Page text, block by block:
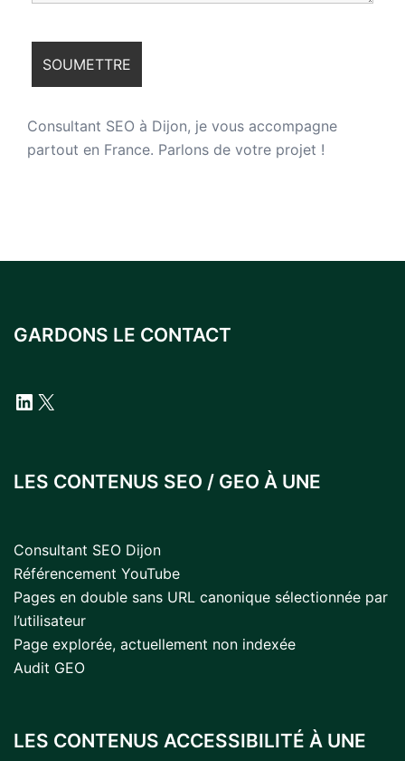
Consultant SEO à Dijon, je vous accompagne
partout en France. Parlons de votre projet !
GARDONS LE CONTACT
LinkedIn
X
LES CONTENUS SEO / GEO À UNE
Consultant SEO Dijon
Référencement YouTube
Pages en double sans URL canonique sélectionnée par
l’utilisateur
Page explorée, actuellement non indexée
Audit GEO
LES CONTENUS ACCESSIBILITÉ À UNE